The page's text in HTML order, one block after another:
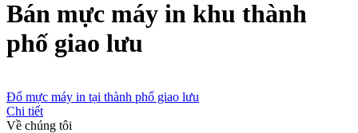
Bán mực máy in khu thành
phố giao lưu
Đổ mực máy in tại thành phố giao lưu
Chi tiết
Về chúng tôi